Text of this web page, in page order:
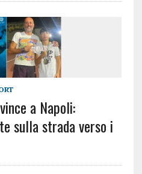
a Napoli:
sulla strada verso i